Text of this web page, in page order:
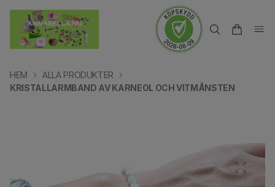
HEM
ALLA PRODUKTER
KRISTALLARMBAND AV KARNEOL OCH VITMÅNSTEN